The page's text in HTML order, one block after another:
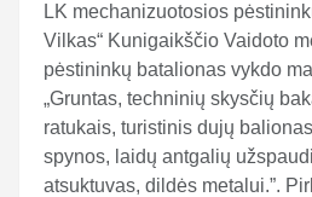
LK mechanizuotosios
Vilkas“ Kunigaikščio Vaidoto
pėstininkų batalionas vykdo
„Gruntas, techninių skysčių
ratukais, turistinis dujų
spynos, laidų antgalių
atsuktuvas, dildės metalui.”.